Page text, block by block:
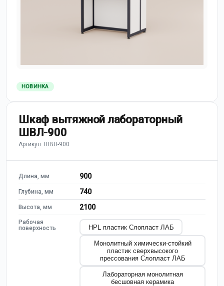
НОВИНКА
Шкаф вытяжной лабораторный
ШВЛ-900
Артикул: ШВЛ-900
Длина, мм 900
Глубина, мм 740
Высота, мм 2100
Рабочая
поверхность
HPL пластик Слопласт ЛАБ
Монолитный химически-стойкий
пластик сверхвысокого
прессования Слопласт ЛАБ
Лабораторная монолитная
бесшовная керамика